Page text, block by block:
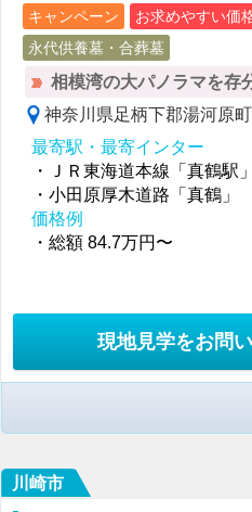
キャンペーン お求めやすい価
永代供養墓・合葬墓
相模湾の大パノラマを存
神奈川県足柄下郡湯河原
最寄駅・最寄インター
・ＪＲ東海道本線「真鶴駅」
・小田原厚木道路「真鶴」
価格例
・総額 84.7万円〜
現地見学をお問
川崎市